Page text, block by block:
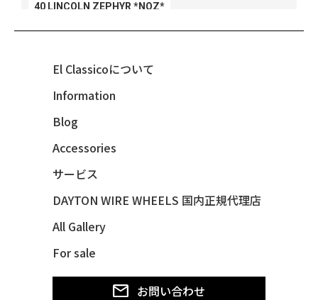
40 LINCOLN ZEPHYR *NOZ*
40 LINCOLN ZEPHYR *V12*
47 CHEVY FLEETMASTER CONV
48 CHEVY 3100 *Q-CHINCO
48 CHEVY FLEET AEROSEDAN
48 CHEVY FLEETMASTER CONV
49 MERCURY *MERC9*
50 CHEVY STYLE-LINE*BUBBLES
50 CHEVY SUBURBAN
El Classicoについて
Information
Blog
Accessories
サービス
DAYTON WIRE WHEELS 国内正規代理店
All Gallery
For sale
お問い合わせ